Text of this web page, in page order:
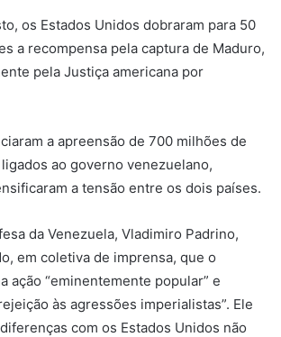
os Estados Unidos dobraram para 50
a recompensa pela captura de Maduro,
pela Justiça americana por
a apreensão de 700 milhões de
ao governo venezuelano,
a tensão entre os dois países.
da Venezuela, Vladimiro Padrino,
em coletiva de imprensa, que o
ação “eminentemente popular” e
às agressões imperialistas”. Ele
com os Estados Unidos não